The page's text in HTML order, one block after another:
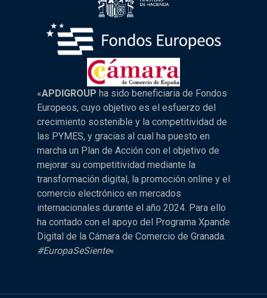
«APDIGROUP ha sido beneficiaria de Fondos
Europeos, cuyo objetivo es el esfuerzo del
crecimiento sostenible y la competitividad de
las PYMES, y gracias al cual ha puesto en
marcha un Plan de Acción con el objetivo de
mejorar su competitividad mediante la
transformación digital, la promoción online y el
comercio electrónico en mercados
internacionales durante el año 2024. Para ello
ha contado con el apoyo del Programa Xpande
Digital de la Cámara de Comercio de Granada.
#EuropaSeSiente«